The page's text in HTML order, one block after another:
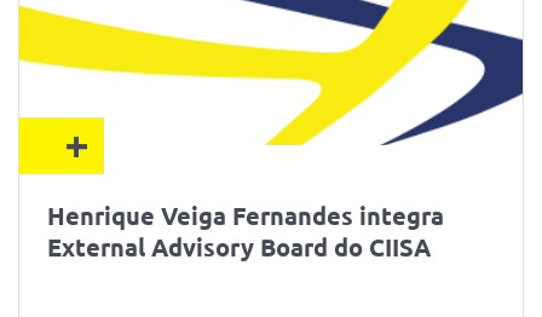
+
Henrique Veiga Fernandes integra
External Advisory Board do CIISA